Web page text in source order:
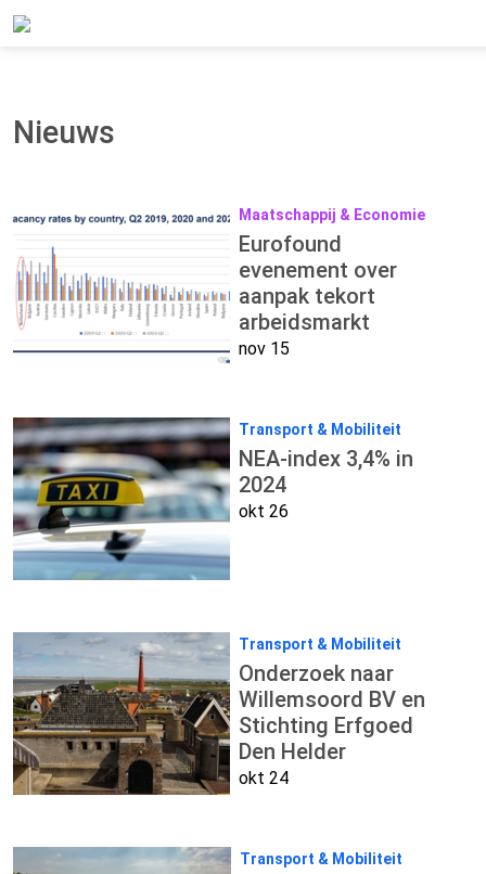
Home
Nieuws
Maatschappij & Economie
Eurofound
evenement over
aanpak tekort
arbeidsmarkt
nov 15
Transport & Mobiliteit
NEA-index 3,4% in
2024
okt 26
Transport & Mobiliteit
Onderzoek naar
Willemsoord BV en
Stichting Erfgoed
Den Helder
okt 24
Transport & Mobiliteit